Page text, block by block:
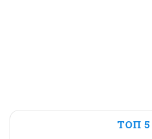
ТОП 5